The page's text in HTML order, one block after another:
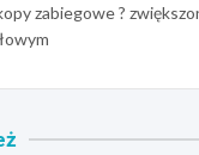
zabiegowe ?